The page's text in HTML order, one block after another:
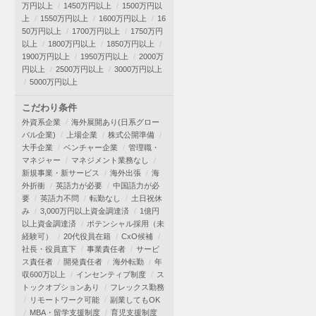
万円以上 1450万円以上
1500万円以
上
1550万円以上 1600万円以上
16
50万円以上
1700万円以上
1750万円
以上
1800万円以上
1850万円以上
1900万円以上
1950万円以上
2000万
円以上
2500万円以上
3000万円以上
5000万円以上
こだわり条件
外資系企業
海外展開あり(日系グロー
バル企業)
上場企業
株式公開準備
大手企業
ベンチャー企業
管理職・
マネジャー
マネジメント業務なし
新規事業・新サービス
海外出張
海
外折衝
英語力が必要
中国語力が必
要
英語力不問 転勤なし
土日祝休
み
3,000万円以上資金調達済
1億円
以上資金調達済
ポテンシャル採用（未
経験可）
20代役員在籍
CxO候補
社長・役員直下
事業責任者
サービ
ス責任者
開発責任者 海外転勤
年
収600万以上
インセンティブ制度
ス
トックオプションあり
フレックス勤務
リモートワーク可能
副業してもOK
MBA・留学支援制度
育児支援制度